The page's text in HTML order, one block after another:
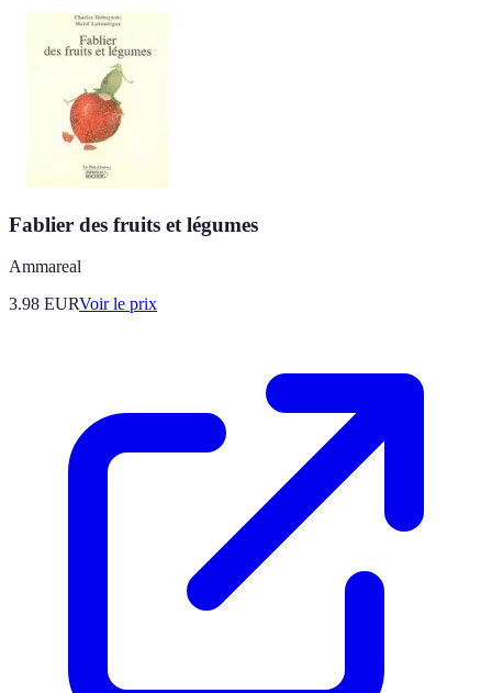
Fablier des fruits et légumes
Ammareal
3.98 EURVoir le prix